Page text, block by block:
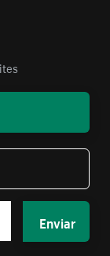
Enviar